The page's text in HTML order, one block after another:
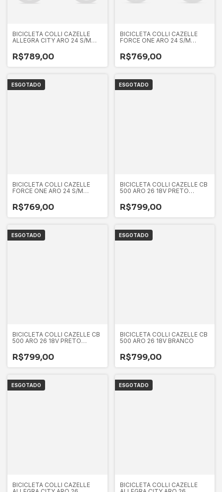
BICICLETA COLLI CAZELLE
ALLEGRA CITY ARO 24 S/M
R$789,00
BICICLETA COLLI CAZELLE
FORCE ONE ARO 24 S/M
R$769,00
ESGOTADO
BICICLETA COLLI CAZELLE
FORCE ONE ARO 24 S/M
R$769,00
ESGOTADO
BICICLETA COLLI CAZELLE CB
500 ARO 26 18V PRETO
R$799,00
ESGOTADO
BICICLETA COLLI CAZELLE CB
500 ARO 26 18V PRETO
R$799,00
ESGOTADO
BICICLETA COLLI CAZELLE CB
500 ARO 26 18V BRANCO
R$799,00
ESGOTADO
BICICLETA COLLI CAZELLE
ESGOTADO
BICICLETA COLLI CAZELLE